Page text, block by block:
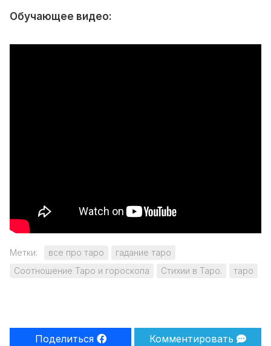
Обучающее видео:
Метки: все про таро
гадание таро
Соотношение Таро и гороскопа
Стихии в Таро. таро
Поделиться Комментировать